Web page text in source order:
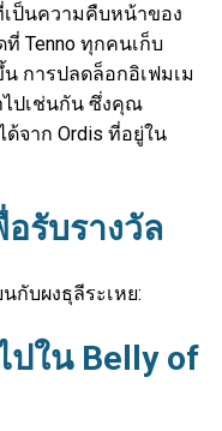
เป็นความคืบหน้าของ
Tenno ทุกคนเก็บ
การปลดล็อกอิเฟมเม
ไปเช่นกัน ซึ่งคุณ
จาก Ordis ที่อยู่ใน
รับรางวัล
กับผงธุลีระเหย:
ปใน Belly of